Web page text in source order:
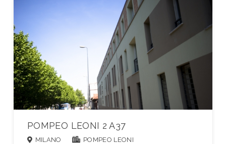
POMPEO LEONI 2 A37
MILANO POMPEO LEONI